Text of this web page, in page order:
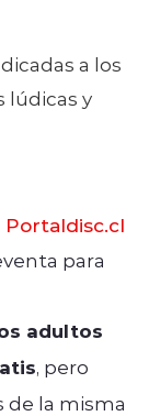
a los
lúdicas y
Portaldisc.cl
para
adultos
, pero
de la misma